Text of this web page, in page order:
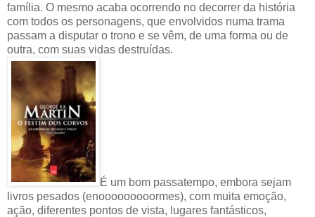
família. O mesmo acaba ocorrendo no decorrer da história
com todos os personagens, que envolvidos numa trama
passam a disputar o trono e se vêm, de uma forma ou de
outra, com suas vidas destruídas.
É um bom passatempo, embora sejam
livros pesados (enooooooooormes), com muita emoção,
ação, diferentes pontos de vista, lugares fantásticos,